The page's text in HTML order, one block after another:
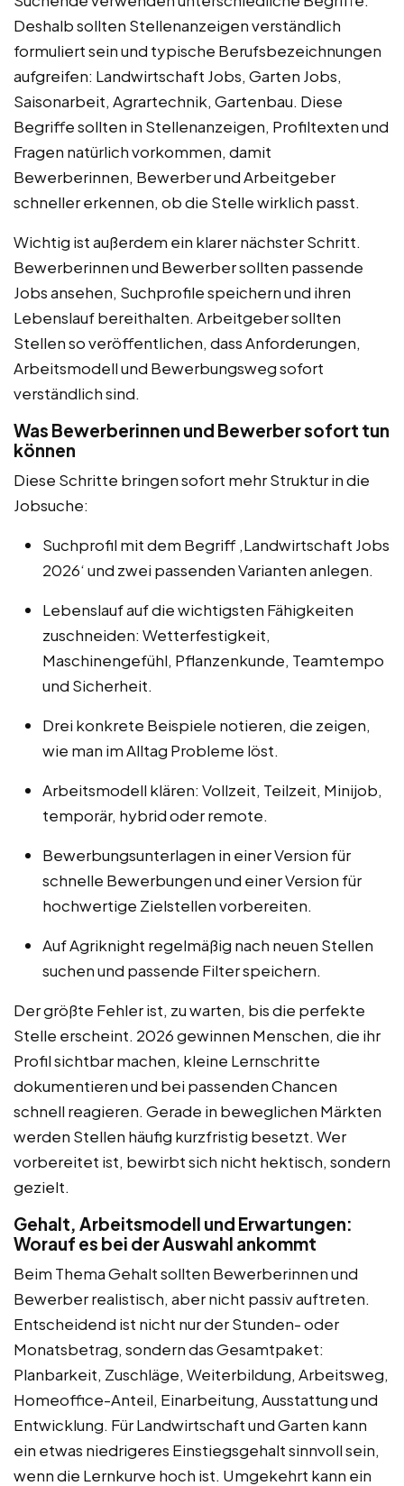
Deshalb sollten Stellenanzeigen verständlich
formuliert sein und typische Berufsbezeichnungen
aufgreifen: Landwirtschaft Jobs, Garten Jobs,
Saisonarbeit, Agrartechnik, Gartenbau. Diese
Begriffe sollten in Stellenanzeigen, Profiltexten und
Fragen natürlich vorkommen, damit
Bewerberinnen, Bewerber und Arbeitgeber
schneller erkennen, ob die Stelle wirklich passt.
Wichtig ist außerdem ein klarer nächster Schritt.
Bewerberinnen und Bewerber sollten passende
Jobs ansehen, Suchprofile speichern und ihren
Lebenslauf bereithalten. Arbeitgeber sollten
Stellen so veröffentlichen, dass Anforderungen,
Arbeitsmodell und Bewerbungsweg sofort
verständlich sind.
Was Bewerberinnen und Bewerber sofort tun
können
Diese Schritte bringen sofort mehr Struktur in die
Jobsuche:
Suchprofil mit dem Begriff ‚Landwirtschaft Jobs
2026‘ und zwei passenden Varianten anlegen.
Lebenslauf auf die wichtigsten Fähigkeiten
zuschneiden: Wetterfestigkeit,
Maschinengefühl, Pflanzenkunde, Teamtempo
und Sicherheit.
Drei konkrete Beispiele notieren, die zeigen,
wie man im Alltag Probleme löst.
Arbeitsmodell klären: Vollzeit, Teilzeit, Minijob,
temporär, hybrid oder remote.
Bewerbungsunterlagen in einer Version für
schnelle Bewerbungen und einer Version für
hochwertige Zielstellen vorbereiten.
Auf Agriknight regelmäßig nach neuen Stellen
suchen und passende Filter speichern.
Der größte Fehler ist, zu warten, bis die perfekte
Stelle erscheint. 2026 gewinnen Menschen, die ihr
Profil sichtbar machen, kleine Lernschritte
dokumentieren und bei passenden Chancen
schnell reagieren. Gerade in beweglichen Märkten
werden Stellen häufig kurzfristig besetzt. Wer
vorbereitet ist, bewirbt sich nicht hektisch, sondern
gezielt.
Gehalt, Arbeitsmodell und Erwartungen:
Worauf es bei der Auswahl ankommt
Beim Thema Gehalt sollten Bewerberinnen und
Bewerber realistisch, aber nicht passiv auftreten.
Entscheidend ist nicht nur der Stunden- oder
Monatsbetrag, sondern das Gesamtpaket:
Planbarkeit, Zuschläge, Weiterbildung, Arbeitsweg,
Homeoffice-Anteil, Einarbeitung, Ausstattung und
Entwicklung. Für Landwirtschaft und Garten kann
ein etwas niedrigeres Einstiegsgehalt sinnvoll sein,
wenn die Lernkurve hoch ist. Umgekehrt kann ein